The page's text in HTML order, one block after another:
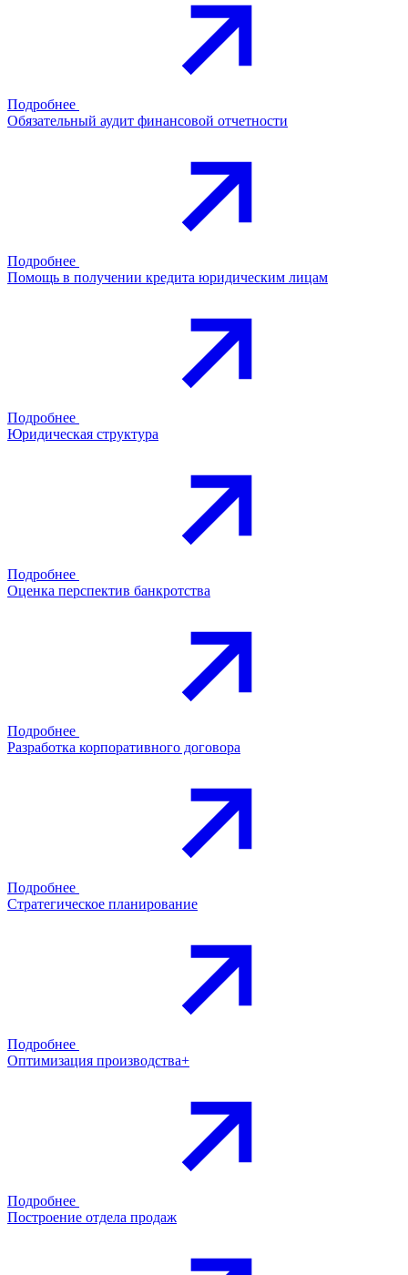
Подробнее
Обязательный аудит финансовой отчетности
Подробнее
Помощь в получении кредита юридическим лицам
Подробнее
Юридическая структура
Подробнее
Оценка перспектив банкротства
Подробнее
Разработка корпоративного договора
Подробнее
Стратегическое планирование
Подробнее
Оптимизация производства+
Подробнее
Построение отдела продаж